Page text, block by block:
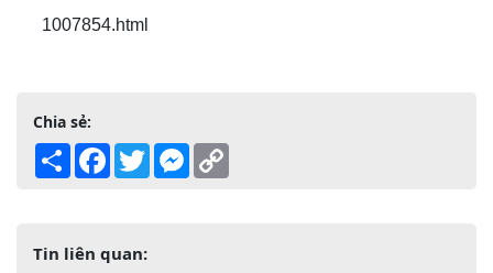
1007854.html
Chia sẻ:
Share Facebook
TwitterMessenger
Tin liên quan: